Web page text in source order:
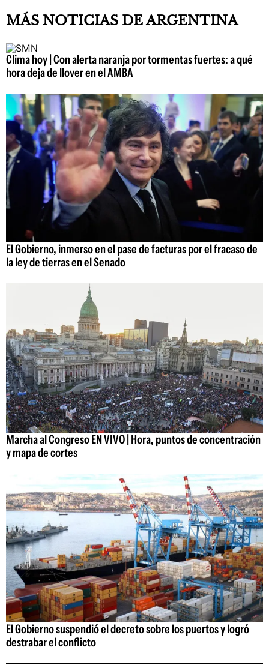
MÁS NOTICIAS DE ARGENTINA
Clima hoy | Con alerta naranja por tormentas fuertes: a qué
hora deja de llover en el AMBA
El Gobierno, inmerso en el pase de facturas por el fracaso de
la ley de tierras en el Senado
Marcha al Congreso EN VIVO | Hora, puntos de concentración
y mapa de cortes
El Gobierno suspendió el decreto sobre los puertos y logró
destrabar el conflicto